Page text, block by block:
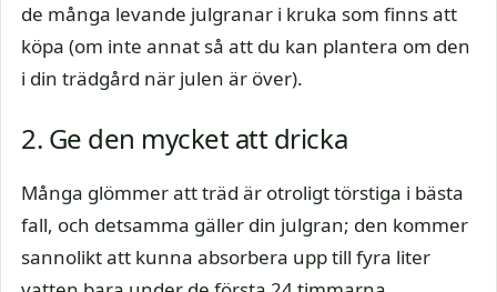
de många levande julgranar i kruka som finns att
köpa (om inte annat så att du kan plantera om den
i din trädgård när julen är över).
2. Ge den mycket att dricka
Många glömmer att träd är otroligt törstiga i bästa
fall, och detsamma gäller din julgran; den kommer
sannolikt att kunna absorbera upp till fyra liter